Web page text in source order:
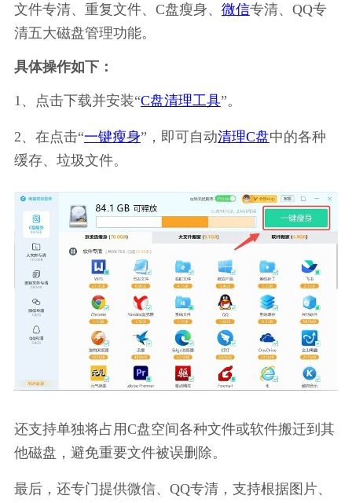
文件专清、重复文件、C盘瘦身、 微信专清、QQ专
清五大磁盘管理功能。
具体操作如下：
1、点击下载并安装“C盘清理工具”。
2、在点击“一键瘦身”，即可自动清理C盘中的各种
缓存、垃圾文件。
还支持单独将占用C盘空间各种文件或软件搬迁到其
他磁盘，避免重要文件被误删除。
最后，还专门提供微信、QQ专清，支持根据图片、